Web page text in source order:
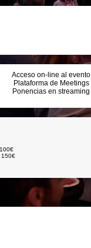
Acceso on-line al evento
Plataforma de Meetings
Ponencias en streaming
150€